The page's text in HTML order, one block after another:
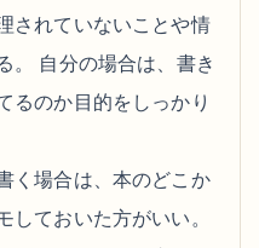
されていないことや情
。 自分の場合は、書き
るのか目的をしっかり
く場合は、本のどこか
ておいた方がいい。